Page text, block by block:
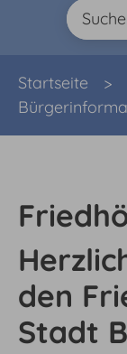
Startseite
den
Stadt